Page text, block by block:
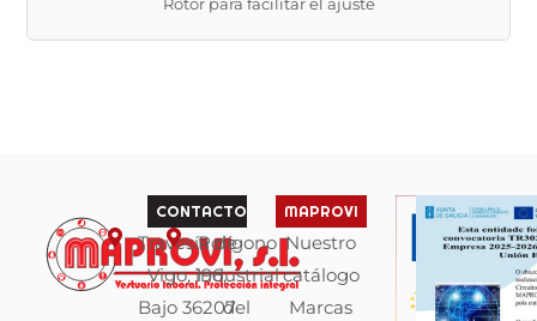
CONTACTO
Travesía de
Vigo, 196,
Bajo 36207
Polígono
industrial
del
MAPROVI
Nuestro
catálogo
Marcas